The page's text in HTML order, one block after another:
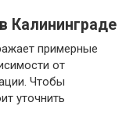
Калининграде
примерные
от
Чтобы
уточнить